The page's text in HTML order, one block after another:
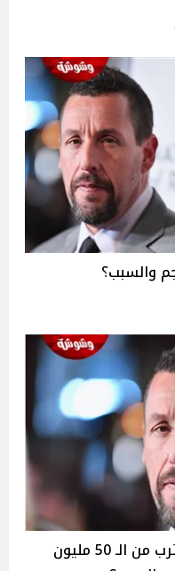
والسبب؟
الفيلم الجديد لـ آدم ساندلر يقترب من الـ 50 مليون